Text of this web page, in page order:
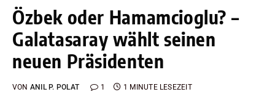
Özbek oder Hamamcioglu? –
Galatasaray wählt seinen
neuen Präsidenten
VON ANIL P. POLAT 1 1 MINUTE LESEZEIT